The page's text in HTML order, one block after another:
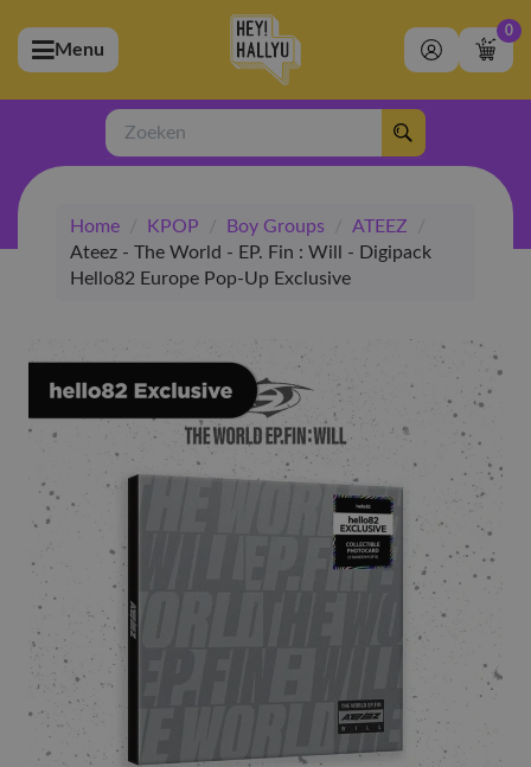
(Artiesten)
(Merchandise)
(Exclusive)
(Winkel)
Menu
0
Zoeken
Home / KPOP / Boy Groups / ATEEZ
/
Ateez - The World - EP. Fin : Will - Digipack
Hello82 Europe Pop-Up Exclusive